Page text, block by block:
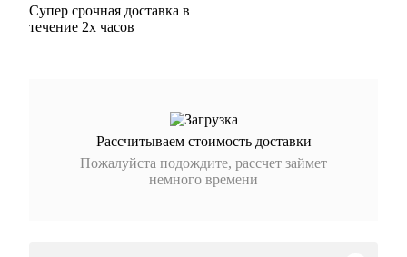
Супер срочная доставка в
течение 2х часов
Рассчитываем стоимость доставки
Пожалуйста подождите, рассчет займет
немного времени